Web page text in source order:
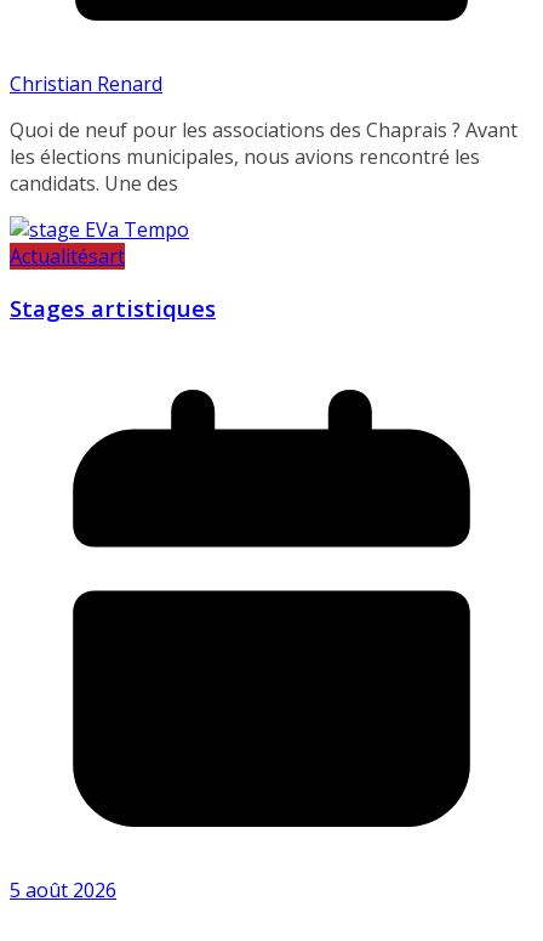
Christian Renard
Quoi de neuf pour les associations des Chaprais ? Avant
les élections municipales, nous avions rencontré les
candidats. Une des
Actualitésart
Stages artistiques
5 août 2026